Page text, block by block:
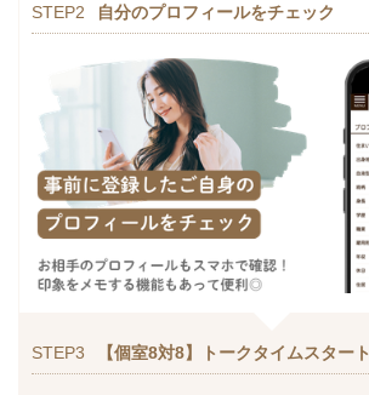
STEP2 自分のプロフィールをチェック
STEP3 【個室8対8】トークタイムスタート